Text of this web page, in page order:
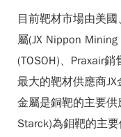
目前靶材市場由美
屬(JX Nippon
(TOSOH)、Praxair
最大的靶材供應商
金屬是銅靶的主要
Starck)為鉬靶的主